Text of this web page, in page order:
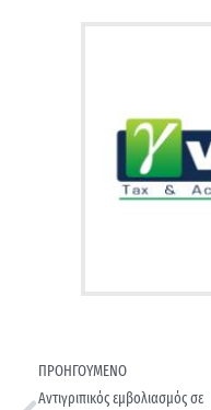
ΠΡΟΗΓΟΥΜΕΝΟ
Αντιγριπικός εμβολιασμός σε